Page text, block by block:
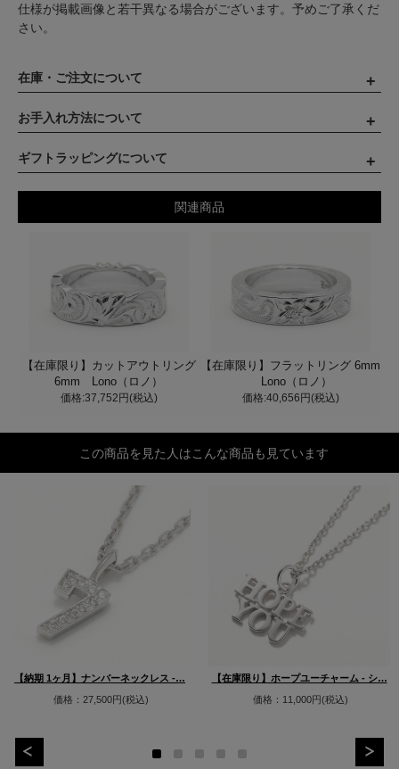
仕様が掲載画像と若干異なる場合がございます。予めご了承くだ
さい。
在庫・ご注文について
お手入れ方法について
ギフトラッピングについて
関連商品
【在庫限り】カットアウトリング
6mm Lono（ロノ）
価格:37,752円(税込)
【在庫限り】フラットリング 6mm
Lono（ロノ）
価格:40,656円(税込)
この商品を見た人はこんな商品も見ています
【納期 1ヶ月】ナンバーネックレス -…
価格：27,500円(税込)
【在庫限り】ホープユーチャーム - シ…
価格：11,000円(税込)